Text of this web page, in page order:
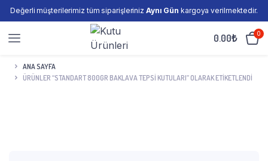
Değerli müşterilerimiz tüm siparişleriniz Aynı Gün kargoya verilmektedir.
0.00₺ 0
ANA SAYFA
ÜRÜNLER “STANDART 800GR BAKLAVA TEPSI KUTULARI” OLARAK ETIKETLENDI